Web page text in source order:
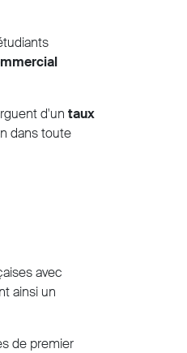
d'un taux
dans toute
avec
ainsi un
de premier